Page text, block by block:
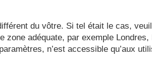
du vôtre. Si tel était le cas,
adéquate, par exemple
n’est accessible qu’aux